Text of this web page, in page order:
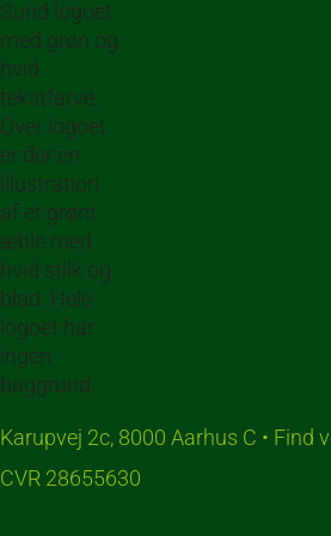
Karupvej 2c, 8000 Aarhus C • Find
CVR 28655630